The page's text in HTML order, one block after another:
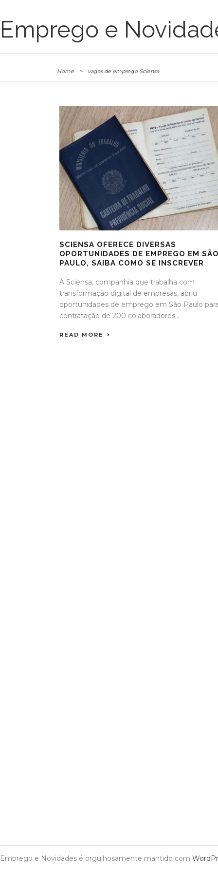
Emprego e
Home > vagas de emprego Sciensa
SCIENSA OFERECE DIVERSAS
OPORTUNIDADES DE EMPREGO EM
PAULO, SAIBA COMO SE INSCREVER
A Sciensa, companhia que trabalha com
transformação digital de empresas, abriu
oportunidades de emprego em São Paulo
contratação de 200 colaboradores...
READ MORE
Emprego e Novidades é orgulhosamente mantido com